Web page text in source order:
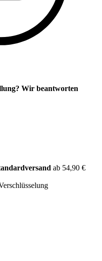
Wir beantworten
ab 54,90 €